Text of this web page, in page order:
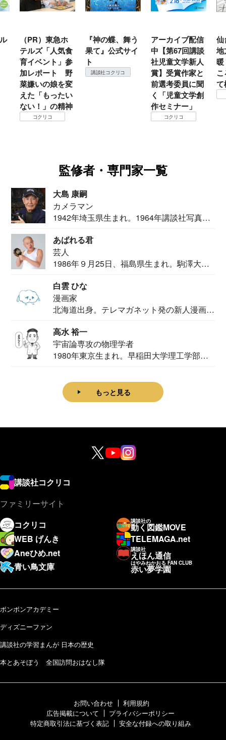
（PR）東急ホ
テルズ「人気食
育イベント」参
加レポート 野
菜嫌いの娘を変
えた「もったい
ない！」の精神
コクリコ
『神の蝶、舞う
果て』公式サイ
ト
講談社コクリコ
アーカイブ配信
中【第67回講談
社児童文学新人
賞】受賞作家と
前選考委員に聞
く「児童文学創
作セミナー」
コクリコ
仙
地
て
監修者・専門家一覧
大島 康嗣
カメラマン
1942年埼玉県生まれ。1964年講談社写真部
あばれる君
芸人
1986年９月25日、福島県生まれ。駒澤大学
白雲 ひな
漫画家
北海道出身。テレマガネット発の新人漫画
高水 裕一
宇宙論専攻の物理学者
1980年東京生まれ。早稲田大学理工学部物
もっと見る
講談社コクリコ
ファミリーサイト
コクリコ
講談社の
動く図鑑MOVE
WEB げんき
TELEMAGA.net
Aneひめ.net
講談社
えほん通信
青い鳥文庫
はやみねかおる FAN CLUB
赤い夢学園
ボンボンアカデミー
ディズニーファン
講談社の学習まんが 日本の歴史
本とあそぼう 全国訪問おはなし隊
お問い合わせ
利用規約
広告掲載について
プライバシーポリシー
特定商取引法に基づく表記
安全な付録への取り組み